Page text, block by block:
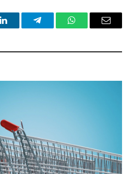
LinkedInTelegramWhatsAppEmail